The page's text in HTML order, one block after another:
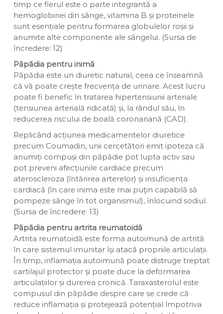
timp ce fierul este o parte integrantă a
hemoglobinei din sânge, vitamina B și proteinele
sunt esențiale pentru formarea globulelor roșii și
anumite alte componente ale sângelui. (Sursa de
încredere: 12)
Păpădia pentru inimă
Păpădia este un diuretic natural, ceea ce înseamnă
că vă poate crește frecvența de urinare. Acest lucru
poate fi benefic în tratarea hipertensiunii arteriale
(tensiunea arterială ridicată) și, la rândul său, în
reducerea riscului de boală coronariană (CAD).
Replicând acțiunea medicamentelor diuretice
precum Coumadin, unii cercetători emit ipoteza că
anumiți compuși din păpădie pot lupta activ sau
pot preveni afecțiunile cardiace precum
ateroscleroza (întărirea arterelor) și insuficiența
cardiacă (în care inima este mai puţin capabilă să
pompeze sânge în tot organismul), înlocuind sodiul.
(Sursa de încredere: 13)
Păpădia pentru artrita reumatoidă
Artrita reumatoidă este forma autoimună de artrită
în care sistemul imunitar își atacă propriile articulații.
În timp, inflamația autoimună poate distruge treptat
cartilajul protector și poate duce la deformarea
articulațiilor și durerea cronică. Taraxasterolul este
compusul din păpădie despre care se crede că
reduce inflamația și protejează potențial împotriva